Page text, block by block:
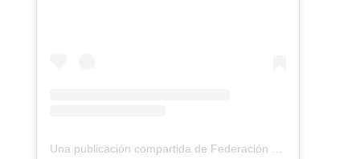
Una publicación compartida de Federación Montañismo Tenerife (@federacion_montanismo_tenerife)